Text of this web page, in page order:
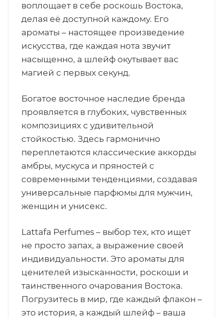
сертификат
воплощает в себе роскошь Востока,
делая её доступной каждому. Его
ароматы – настоящее произведение
искусства, где каждая нота звучит
насыщенно, а шлейф окутывает вас
магией с первых секунд.
Богатое восточное наследие бренда
проявляется в глубоких, чувственных
композициях с удивительной
стойкостью. Здесь гармонично
переплетаются классические аккорды
амбры, мускуса и пряностей с
современными тенденциями, создавая
универсальные парфюмы для мужчин,
женщин и унисекс.
Lattafa Perfumes – выбор тех, кто ищет
не просто запах, а выражение своей
индивидуальности. Это ароматы для
ценителей изысканности, роскоши и
таинственного очарования Востока.
Погрузитесь в мир, где каждый флакон –
это история, а каждый шлейф – ваша